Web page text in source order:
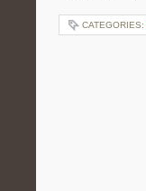
CATEGORIES: